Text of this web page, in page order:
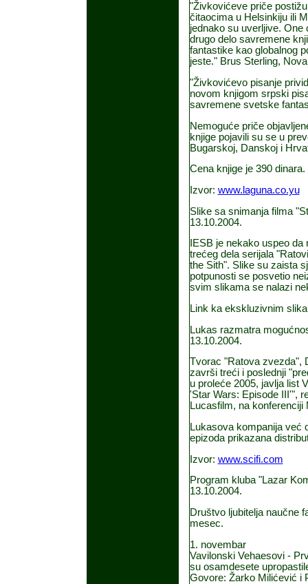
"Živkovićeve priče
čitaocima u Helsinkiju ili
jednako su uverljive. One
drugo delo savremene
fantastike kao globalnog
jeste." Brus Sterling,
"Živkovićevo pisanje
novom knjigom srpski
savremene svetske
Nemoguće priče
knjige pojavili su se u
Bugarskoj, Danskoj i
Cena knjige je 390 dinara.
Izvor: www.laguna.co.yu
Slike sa snimanja filma
13.10.2004.
IESB je nekako uspeo
trećeg dela serijala
the Sith". Slike su zaista
potpunosti se posvetio
svim slikama se nalazi
Link ka ekskluzivnim
Lukas razmatra
13.10.2004.
Tvorac "Ratova zvezda",
završi treći i poslednji
u proleće 2005, javlja list
'Star Wars: Episode III'",
Lucasfilm, na
Lukasova kompanija već
epizoda prikazana
Izvor: www.scifi.com
Program kluba "Lazar
13.10.2004.
Društvo ljubitelja naučne
mesec.
1. novembar
Vavilonski Vehaesovi -
su osamdesete
Govore: Žarko Milićević i